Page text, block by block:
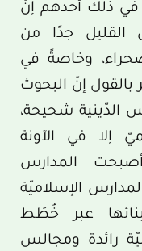
في ذلك أحدهم إنّ
القليل جدًا من
وخاصةً في
بالقول إنّ البحوث
الدّينية شحيحة،
إلا في الآونة
المدارس
الإسلاميّة
عبر خُطَط
رائدة ومجالس